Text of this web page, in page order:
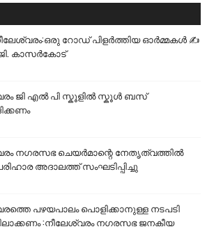
റോഡ് പിളർത്തിയ ഓർമ്മകൾ ✍️
കാസർകോട്
ജി എൽ പി സ്കൂളിൽ സ്കൂൾ ബസ്
നഗരസഭ ചെയർമാന്റെ നേതൃത്വത്തിൽ
അദാലത്ത് സംഘടിപ്പിച്ചു
പഴയപാലം പൊളിക്കാനുള്ള നടപടി
:നീലേശ്വരം നഗരസഭ ജനകീയ